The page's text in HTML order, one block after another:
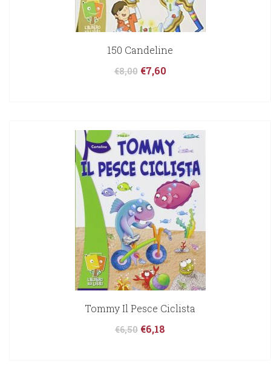
150 Candeline
€8,00 €7,60
Tommy Il Pesce Ciclista
€6,50 €6,18